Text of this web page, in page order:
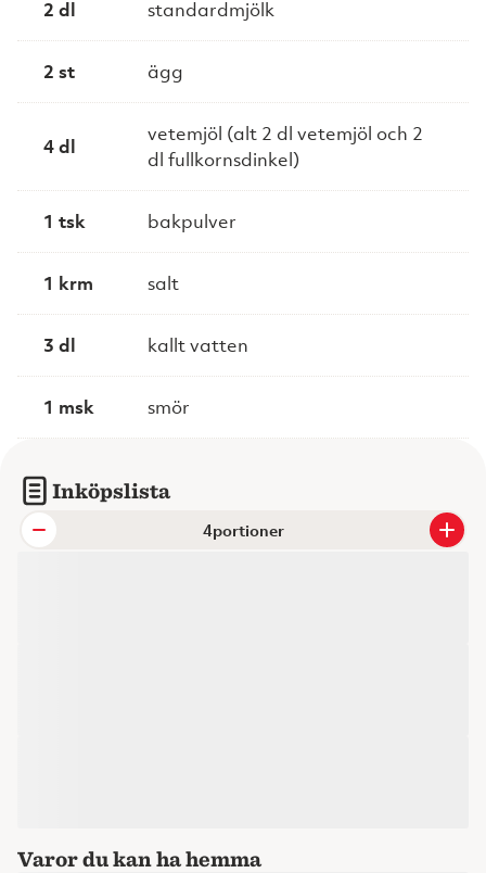
2 dl standardmjölk
2 st ägg
4 dl
vetemjöl (alt 2 dl vetemjöl och 2
dl fullkornsdinkel)
1 tsk bakpulver
1 krm salt
3 dl kallt vatten
1 msk smör
Inköpslista
portioner
Varor du kan ha hemma